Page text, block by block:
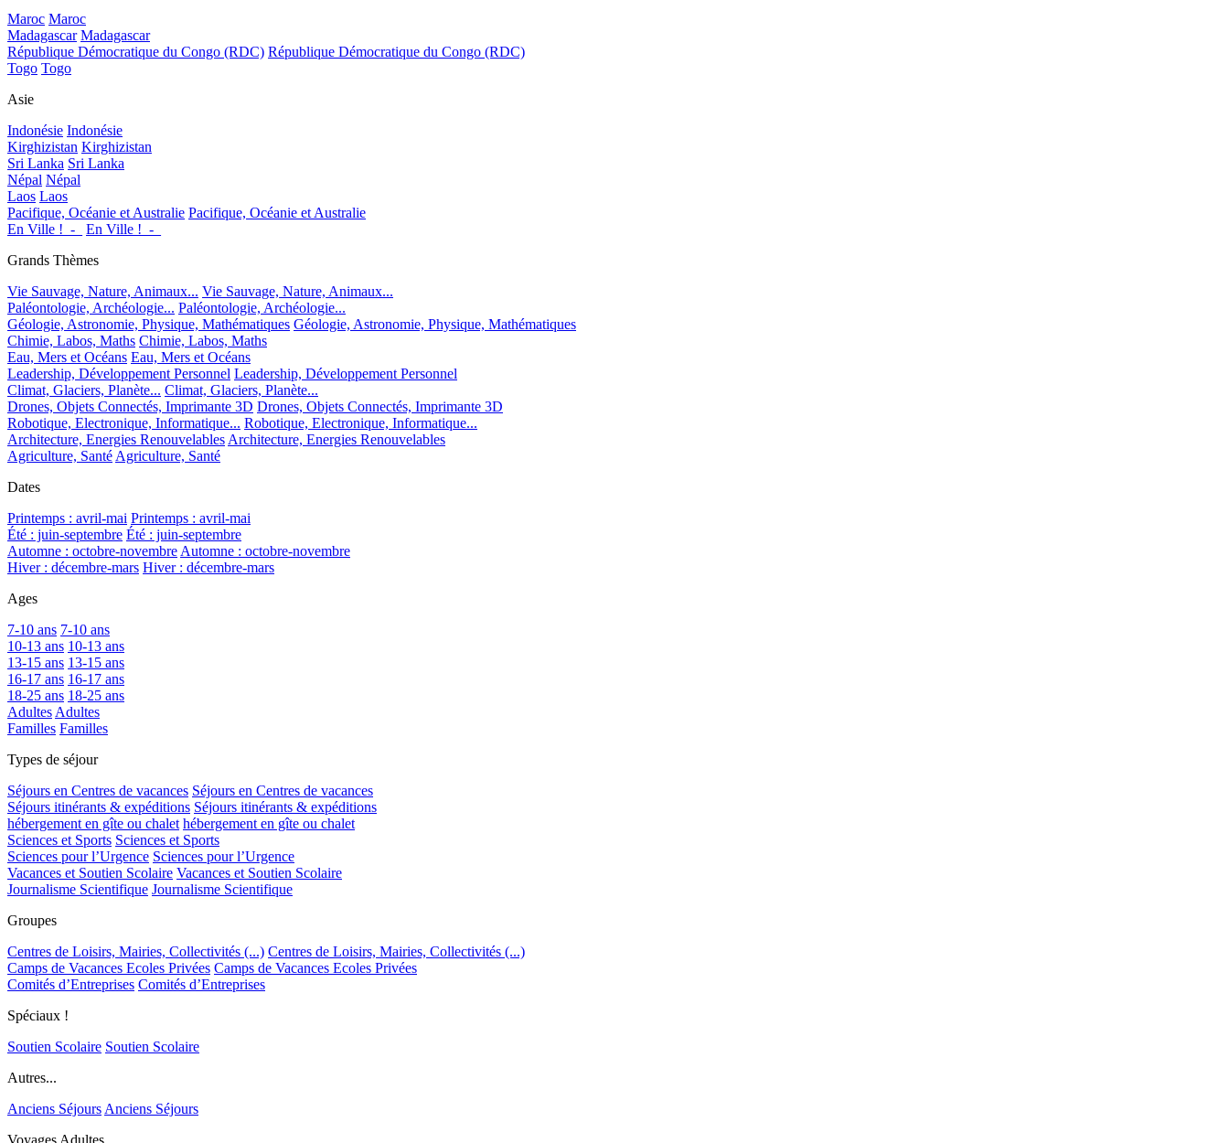
Maroc Maroc
Madagascar Madagascar
République Démocratique du Congo (RDC) République Démocratique du Congo (RDC)
Togo Togo
Asie
Indonésie Indonésie
Kirghizistan Kirghizistan
Sri Lanka Sri Lanka
Népal Népal
Laos Laos
Pacifique, Océanie et Australie Pacifique, Océanie et Australie
En Ville !_-_
En Ville !_-_
Grands Thèmes
Vie Sauvage, Nature, Animaux... Vie Sauvage, Nature, Animaux...
Paléontologie, Archéologie... Paléontologie, Archéologie...
Géologie, Astronomie, Physique, Mathématiques Géologie, Astronomie, Physique, Mathématiques
Chimie, Labos, Maths Chimie, Labos, Maths
Eau, Mers et Océans Eau, Mers et Océans
Leadership, Développement Personnel Leadership, Développement Personnel
Climat, Glaciers, Planète... Climat, Glaciers, Planète...
Drones, Objets Connectés, Imprimante 3D Drones, Objets Connectés, Imprimante 3D
Robotique, Electronique, Informatique... Robotique, Electronique, Informatique...
Architecture, Energies Renouvelables Architecture, Energies Renouvelables
Agriculture, Santé Agriculture, Santé
Dates
Printemps : avril-mai Printemps : avril-mai
Été : juin-septembre Été : juin-septembre
Automne : octobre-novembre Automne : octobre-novembre
Hiver : décembre-mars Hiver : décembre-mars
Ages
7-10 ans 7-10 ans
10-13 ans 10-13 ans
13-15 ans 13-15 ans
16-17 ans 16-17 ans
18-25 ans 18-25 ans
Adultes Adultes
Familles Familles
Types de séjour
Séjours en Centres de vacances Séjours en Centres de vacances
Séjours itinérants & expéditions Séjours itinérants & expéditions
hébergement en gîte ou chalet hébergement en gîte ou chalet
Sciences et Sports Sciences et Sports
Sciences pour l’Urgence Sciences pour l’Urgence
Vacances et Soutien Scolaire Vacances et Soutien Scolaire
Journalisme Scientifique Journalisme Scientifique
Groupes
Centres de Loisirs, Mairies, Collectivités (...) Centres de Loisirs, Mairies, Collectivités (...)
Camps de Vacances Ecoles Privées Camps de Vacances Ecoles Privées
Comités d’Entreprises Comités d’Entreprises
Spéciaux !
Soutien Scolaire Soutien Scolaire
Autres...
Anciens Séjours Anciens Séjours
Voyages Adultes